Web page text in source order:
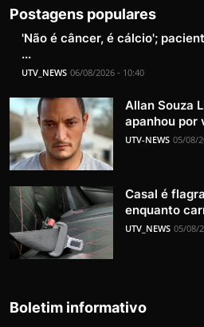
Postagens populares
'Não é câncer, é cálcio';
...
UTV_NEWS 06/08/2026 - 10:40
Allan Souza
apanhou por
UTV-NEWS 05/08/
Casal é
enquanto
UTV_NEWS 05/08/
Boletim informativo